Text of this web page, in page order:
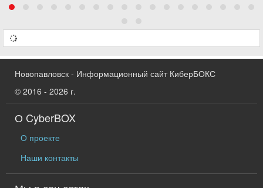
Новопавловск - Информационный сайт КиберБОКС
© 2016 - 2026 г.
О CyberBOX
О проекте
Наши контакты